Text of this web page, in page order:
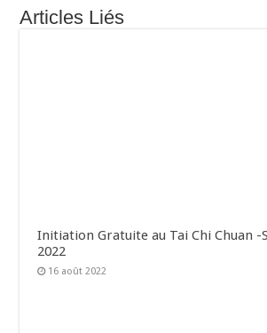
Articles Liés
Initiation Gratuite au Tai Chi Chuan -
2022
16 août 2022